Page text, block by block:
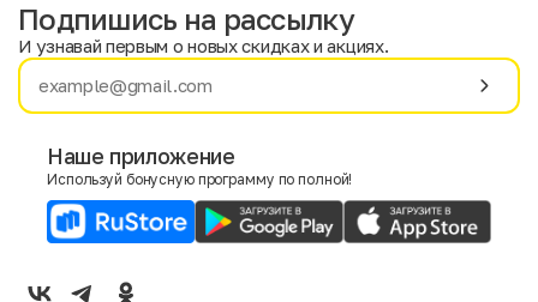
Имя
E-mail
Подпишись на рассылку
И узнавай первым о новых скидках и акциях.
Наше приложение
Используй бонусную программу по полной!